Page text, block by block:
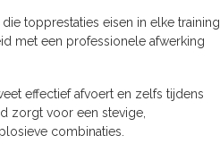
topprestaties eisen in elke training
met een professionele afwerking
effectief afvoert en zelfs tijdens
zorgt voor een stevige,
combinaties.